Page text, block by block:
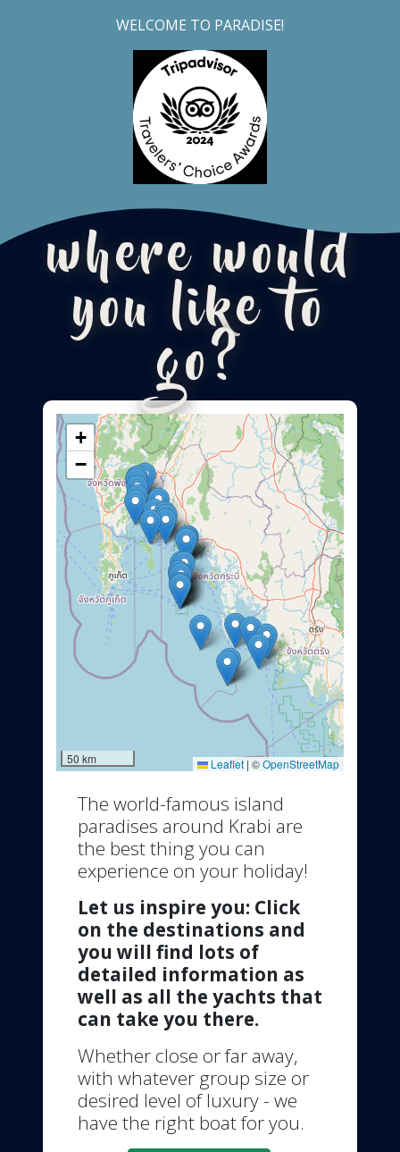
WELCOME TO PARADISE!
where would
you like to
go?
+
−
50 km Leaflet | ©OpenStreetMap
The world-famous island
paradises around Krabi are
the best thing you can
experience on your holiday!
Let us inspire you: Click
on the destinations and
you will find lots of
detailed information as
well as all the yachts that
can take you there.
Whether close or far away,
with whatever group size or
desired level of luxury - we
have the right boat for you.